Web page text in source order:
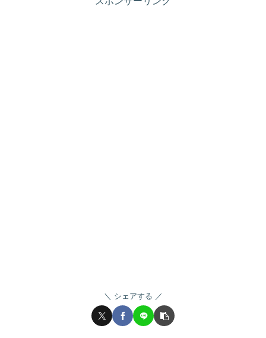
シェアする